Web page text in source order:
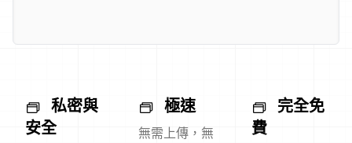
私密與
安全
極速
無需上傳，無
完全免
費